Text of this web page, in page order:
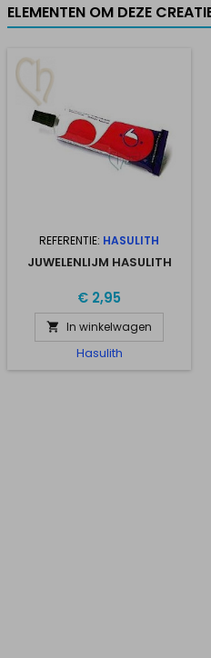
ELEMENTEN OM DEZE
REFERENTIE: HASULITH
JUWELENLIJM HASULITH
€ 2,95
 In winkelwagen
Hasulith